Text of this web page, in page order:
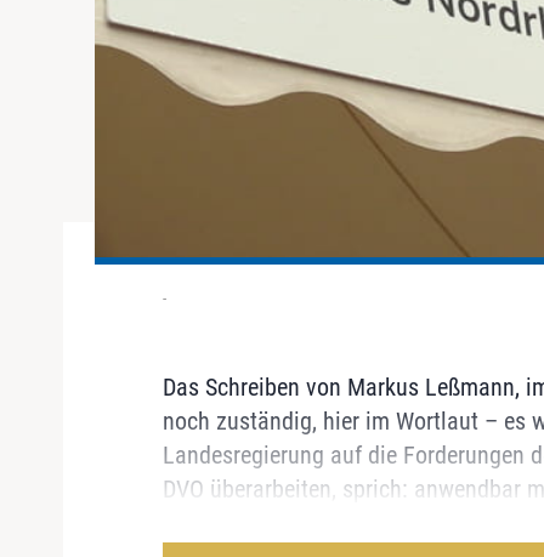
-
Das Schreiben von Markus Leßmann,
noch zuständig, hier im Wortlaut – es
Landesregierung auf die Forderungen
DVO überarbeiten, sprich: anwendbar